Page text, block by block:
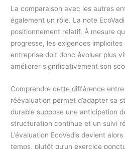
La comparaison avec les autres
également un rôle. La note
positionnement relatif. À mesure
progresse, les exigences
entreprise doit donc évoluer plus
améliorer significativement son
Comprendre cette différence
réévaluation permet d’adapter sa
durable suppose une anticipation
structuration continue et un suivi
L’évaluation EcoVadis devient
temps, plutôt qu’un exercice